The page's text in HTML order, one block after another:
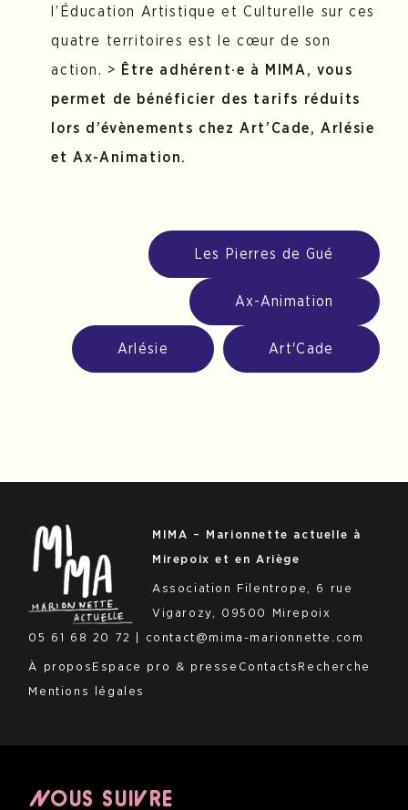
l’Éducation Artistique et Culturelle sur ces
quatre territoires est le cœur de son
action. > Être adhérent·e à MIMA, vous
permet de bénéficier des tarifs réduits
lors d’évènements chez Art’Cade, Arlésie
et Ax-Animation.
Les Pierres de Gué
Ax-Animation
Arlésie Art'Cade
MIMA – Marionnette actuelle à
Mirepoix et en Ariège
Association Filentrope, 6 rue
Vigarozy, 09500 Mirepoix
05 61 68 20 72 | contact@mima-marionnette.com
À propos Espace pro & presse Contacts Recherche
Mentions légales
NOUS SUIVRE